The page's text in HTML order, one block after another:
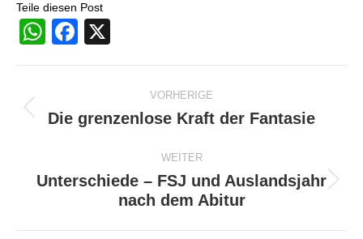
Teile diesen Post
WhatsApp
Facebook
VORHERIGE
Vorheriger
Die grenzenlose Kraft der Fantasie
WEITER
Nächster
Unterschiede – FSJ und Auslandsjahr
nach dem Abitur